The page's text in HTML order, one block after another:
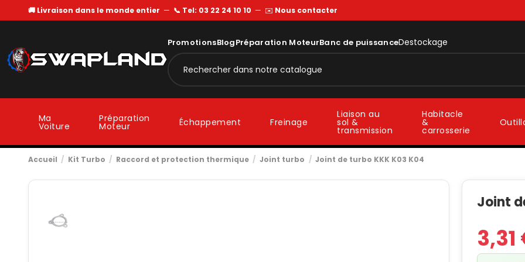
🚚 Livraison dans le monde entier — 📞 Tel: 03 22 24 10 10 — ✉️ Nous contacter
PromotionsBlogPréparation MoteurBanc de puissanceDestockage
Ma
Voiture
Préparation
Moteur Échappement Freinage
Liaison au
sol &
transmission
Habitacle
&
carrosserie
Accueil Kit Turbo Raccord et protection thermique Joint turbo Joint de turbo KKK K03 K04
Joint
3,31